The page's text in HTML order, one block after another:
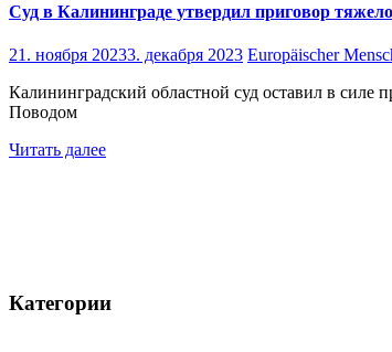
Суд в Калининграде утвердил приговор
21. ноября 20233. декабря 2023 Europäischer
Калининградский областной суд оставил в
Поводом
Читать далее
Категории